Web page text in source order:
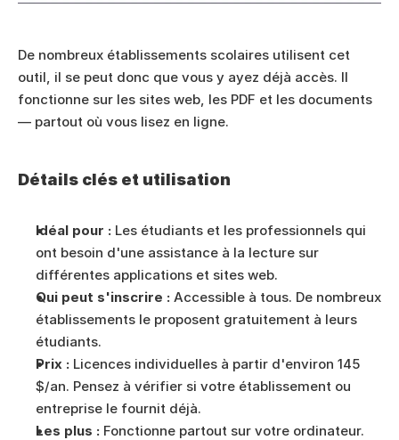
De nombreux établissements scolaires utilisent cet
outil, il se peut donc que vous y ayez déjà accès. Il
fonctionne sur les sites web, les PDF et les documents
— partout où vous lisez en ligne.
Détails clés et utilisation
Idéal pour : Les étudiants et les professionnels qui
ont besoin d'une assistance à la lecture sur
différentes applications et sites web.
Qui peut s'inscrire : Accessible à tous. De nombreux
établissements le proposent gratuitement à leurs
étudiants.
Prix : Licences individuelles à partir d'environ 145
$/an. Pensez à vérifier si votre établissement ou
entreprise le fournit déjà.
Les plus : Fonctionne partout sur votre ordinateur.